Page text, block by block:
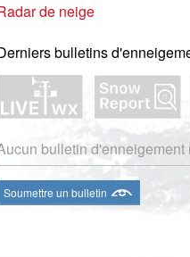
de neige
bulletins
bulletin d'enneigement
Soumettre un bulletin